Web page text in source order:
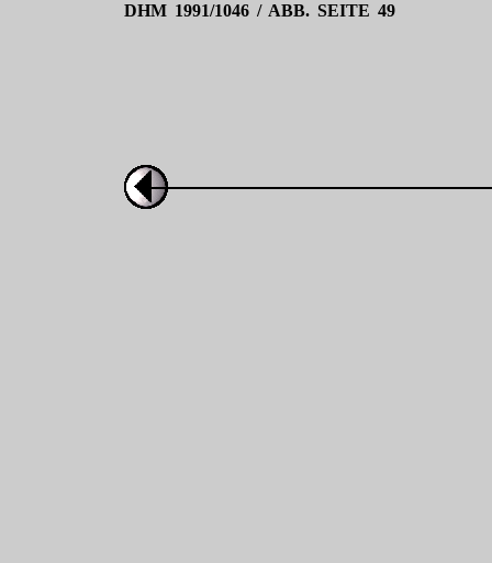
DHM 1991/1046 / ABB. SEITE 49